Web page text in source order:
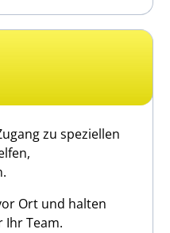
zu speziellen
Ort und halten
Ihr Team.